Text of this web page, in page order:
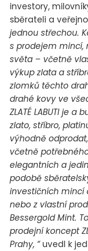
investory,
sběrateli a
jednou střechou.
s prodejem mincí,
světa – včetně
výkup zlata a
zlomků těchto
drahé kovy ve
ZLATÉ LABUTI je
zlato, stříbro,
výhodně
včetně
elegantních a
podobě
investičních mincí
nebo z vlastní
Bessergold Mint.
prodejní koncept
Prahy, “ uvedl k